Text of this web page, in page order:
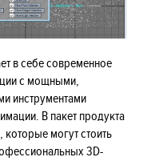
в себе современное
с мощными,
инструментами
В пакет продукта
которые могут стоить
3D-